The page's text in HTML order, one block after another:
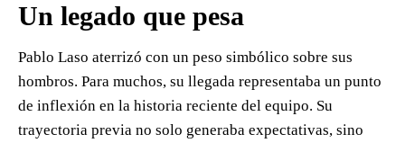
Un legado que pesa
Pablo Laso aterrizó con un peso simbólico sobre sus
hombros. Para muchos, su llegada representaba un punto
de inflexión en la historia reciente del equipo. Su
trayectoria previa no solo generaba expectativas, sino